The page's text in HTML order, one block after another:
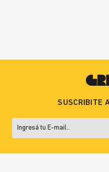
SUSCRIBITE